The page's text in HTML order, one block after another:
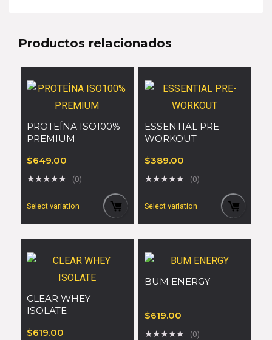
Productos relacionados
PROTEÍNA ISO100%
PREMIUM
$649.00
★★★★★ (0)
Select variation
ESSENTIAL PRE-
WORKOUT
$389.00
★★★★★ (0)
Select variation
CLEAR WHEY
ISOLATE
$619.00
BUM ENERGY
$619.00
★★★★★ (0)